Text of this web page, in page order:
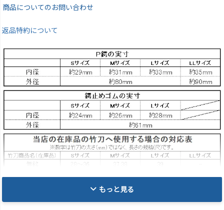
商品についてのお問い合わせ
返品特約について
もっと見る